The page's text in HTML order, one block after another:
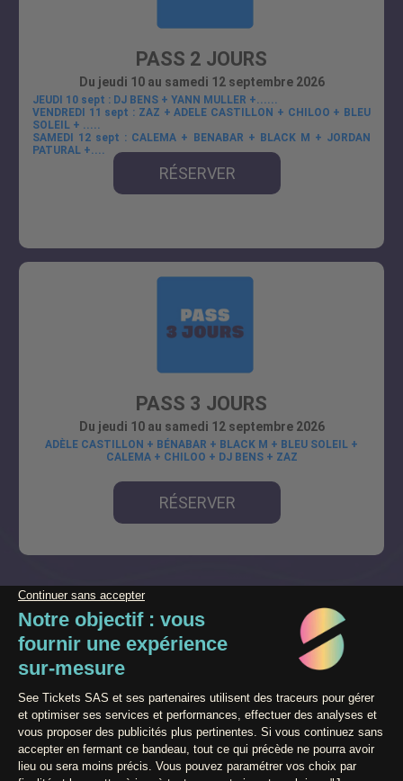
PASS 2 JOURS
Du jeudi 10 au samedi 12 septembre 2026
JEUDI 10 sept : DJ BENS + YANN MULLER +......
VENDREDI 11 sept : ZAZ + ADELE CASTILLON + CHILOO + BLEU
SOLEIL + .....
SAMEDI 12 sept : CALEMA + BENABAR + BLACK M + JORDAN
PATURAL +....
RÉSERVER
PASS 3 JOURS
Du jeudi 10 au samedi 12 septembre 2026
ADÈLE CASTILLON + BÉNABAR + BLACK M + BLEU SOLEIL +
CALEMA + CHILOO + DJ BENS + ZAZ
RÉSERVER
Paiement 100% Sécurisé
Powered by